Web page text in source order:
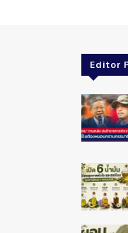
Editor